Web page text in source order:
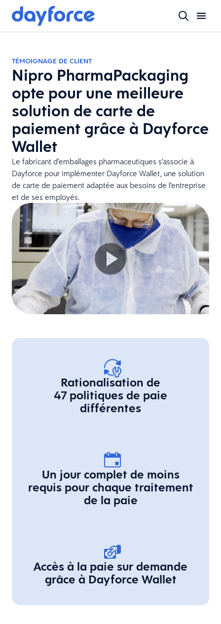
TÉMOIGNAGE DE CLIENT
Nipro PharmaPackaging
opte pour une meilleure
solution de carte de
paiement grâce à Dayforce
Wallet
Le fabricant d’emballages pharmaceutiques s’associe à
Dayforce pour implémenter Dayforce Wallet, une solution
de carte de paiement adaptée aux besoins de l’entreprise
et de ses employés.
Rationalisation de
47 politiques de paie
différentes
Un jour complet de moins
requis pour chaque traitement
de la paie
Accès à la paie sur demande
grâce à Dayforce Wallet